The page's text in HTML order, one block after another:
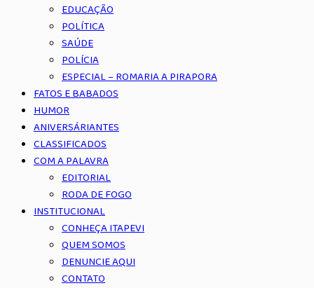
EDUCAÇÃO
POLÍTICA
SAÚDE
POLÍCIA
ESPECIAL – ROMARIA A PIRAPORA
FATOS E BABADOS
HUMOR
ANIVERSÁRIANTES
CLASSIFICADOS
COM A PALAVRA
EDITORIAL
RODA DE FOGO
INSTITUCIONAL
CONHEÇA ITAPEVI
QUEM SOMOS
DENUNCIE AQUI
CONTATO